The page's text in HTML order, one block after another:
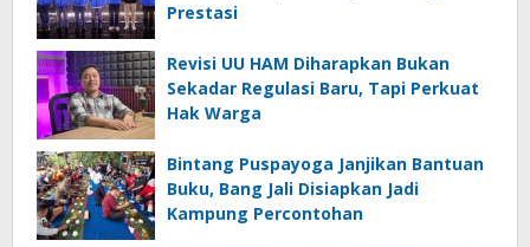
Prestasi
Revisi UU HAM Diharapkan Bukan
Sekadar Regulasi Baru, Tapi Perkuat
Hak Warga
Bintang Puspayoga Janjikan Bantuan
Buku, Bang Jali Disiapkan Jadi
Kampung Percontohan